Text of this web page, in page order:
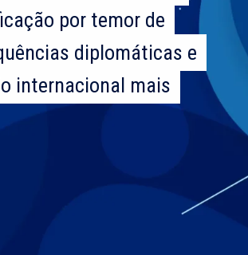
por temor de
diplomáticas e
internacional mais
por temor de
diplomáticas e
internacional mais